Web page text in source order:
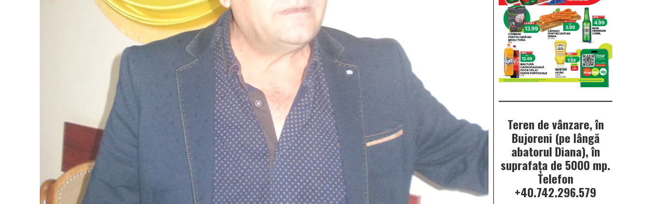
Teren de vânzare, în
Bujoreni (pe lângă
abatorul Diana), în
suprafața de 5000 mp.
Telefon
+40.742.296.579